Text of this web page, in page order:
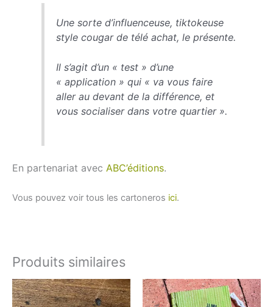
Une sorte d’influenceuse, tiktokeuse
style cougar de télé achat, le présente.
Il s’agit d’un « test » d’une
« application » qui « va vous faire
aller au devant de la différence, et
vous socialiser dans votre quartier ».
En partenariat avec ABC’éditions.
Vous pouvez voir tous les cartoneros ici.
Produits similaires